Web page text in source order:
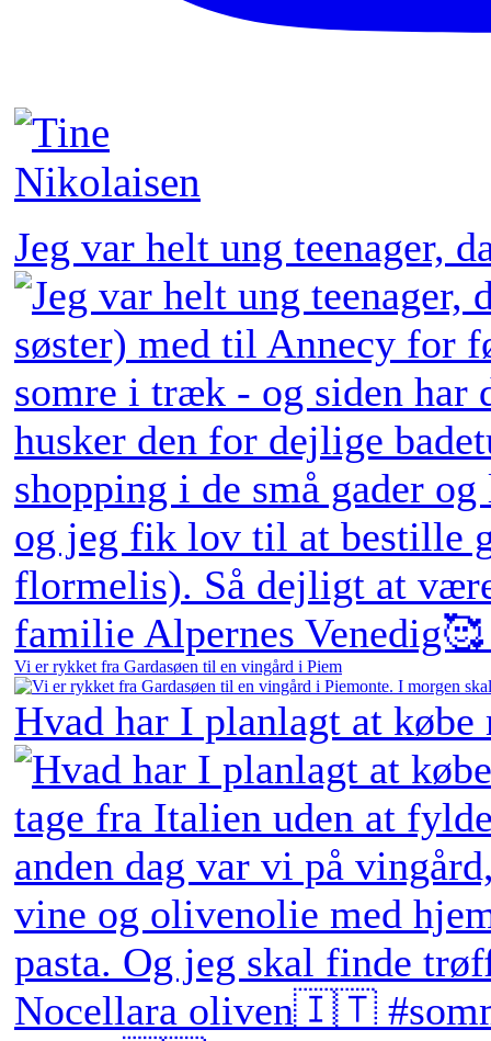
Jeg var helt ung teenager,
Vi er rykket fra Gardasøen til en vingård i Piem
Hvad har I planlagt at